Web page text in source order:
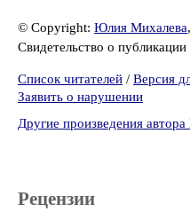
© Copyright: Юлия Михалева
Свидетельство о
Список читателей / Версия
Заявить о нарушении
Другие произведения
Рецензии